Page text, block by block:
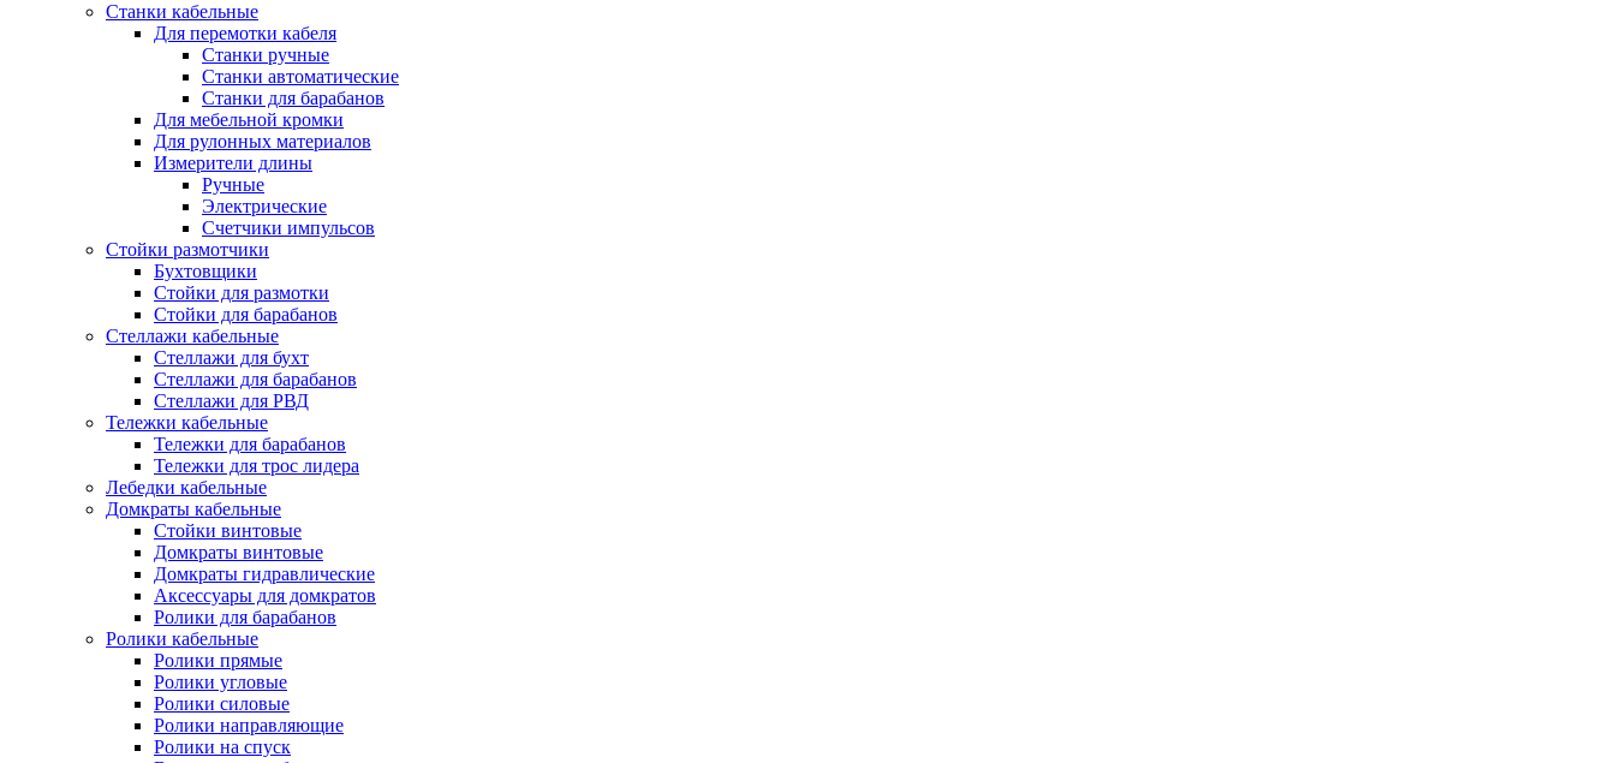
Станки кабельные
Для перемотки кабеля
Станки ручные
Станки автоматические
Станки для барабанов
Для мебельной кромки
Для рулонных материалов
Измерители длины
Ручные
Электрические
Счетчики импульсов
Стойки размотчики
Бухтовщики
Стойки для размотки
Стойки для барабанов
Стеллажи кабельные
Стеллажи для бухт
Стеллажи для барабанов
Стеллажи для РВД
Тележки кабельные
Тележки для барабанов
Тележки для трос лидера
Лебедки кабельные
Домкраты кабельные
Стойки винтовые
Домкраты винтовые
Домкраты гидравлические
Аксессуары для домкратов
Ролики для барабанов
Ролики кабельные
Ролики прямые
Ролики угловые
Ролики силовые
Ролики направляющие
Ролики на спуск